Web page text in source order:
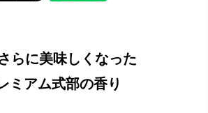
らに美味しくなった
ミアム式部の香り